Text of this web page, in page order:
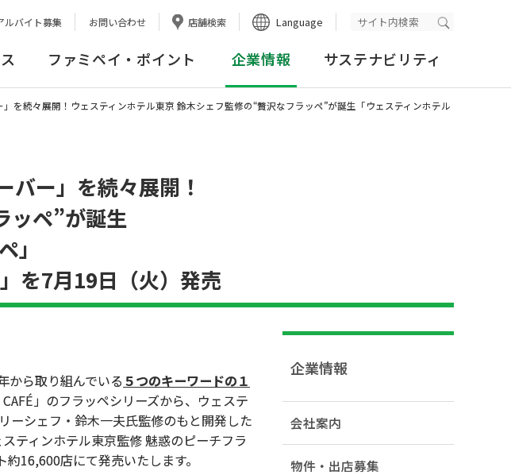
ルバイト募集 お問い合わせ 店舗検索 Language 検索実行
ファミペイ・ポイント 企業情報 サステナビリティ
を続々展開！ウェスティンホテル東京 鈴木シェフ監修の“贅沢なフラッペ”が誕生「ウェスティンホテル
ー」を続々展開！
ッペ”が誕生
」
を7月19日（火）発売
から取り組んでいる ５つのキーワードの１
」のフラッペシリーズから、ウェステ
ーシェフ・鈴木一夫氏監修のもと開発した
ティンホテル東京監修 魅惑のピーチフラ
16,600店にて発売いたします。
企業情報
会社案内
物件・出店募集